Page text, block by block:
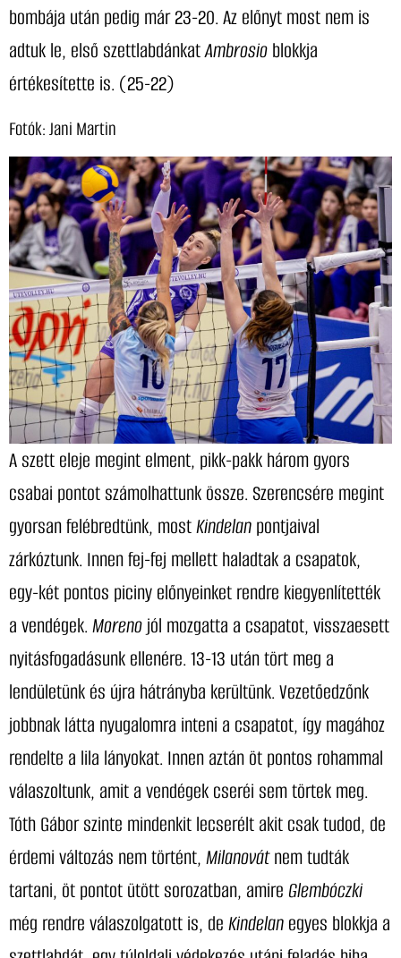
bombája után pedig már 23-20. Az előnyt most nem is
adtuk le, első szettlabdánkatAmbrosioblokkja
értékesítette is. (25-22)
Fotók: Jani Martin
A szett eleje megint elment, pikk-pakk három gyors
csabai pontot számolhattunk össze. Szerencsére megint
gyorsan felébredtünk, mostKindelanpontjaival
zárkóztunk. Innen fej-fej mellett haladtak a csapatok,
egy-két pontos piciny előnyeinket rendre kiegyenlítették
a vendégek.Morenojól mozgatta a csapatot, visszaesett
nyitásfogadásunk ellenére. 13-13 után tört meg a
lendületünk és újra hátrányba kerültünk. Vezetőedzőnk
jobbnak látta nyugalomra inteni a csapatot, így magához
rendelte a lila lányokat. Innen aztán öt pontos rohammal
válaszoltunk, amit a vendégek cseréi sem törtek meg.
Tóth Gábor szinte mindenkit lecserélt akit csak tudod, de
érdemi változás nem történt,Milanovátnem tudták
tartani, öt pontot ütött sorozatban, amireGlembóczki
még rendre válaszolgatott is, deKindelanegyes blokkja a